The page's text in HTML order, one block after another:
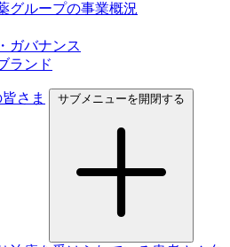
グループの事業概況
ガバナンス
ランド
さま サブメニューを開閉する